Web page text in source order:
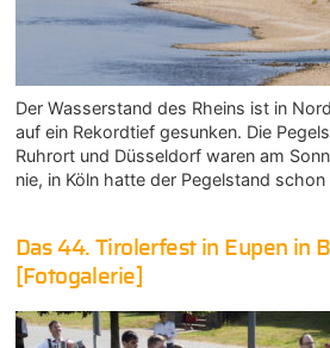
Der Wasserstand des Rheins ist in
auf ein Rekordtief gesunken. Die
Ruhrort und Düsseldorf waren am
nie, in Köln hatte der Pegelstand
Das 44. Tirolerfest in Eupen in
[Fotogalerie]